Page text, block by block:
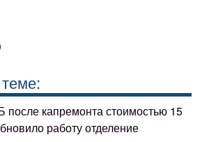
после капремонта стоимостью 15
работу отделение